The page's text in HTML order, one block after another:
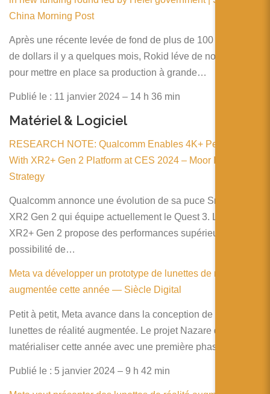
China Morning Post
Après une récente levée de fond de plus de 100 millions
de dollars il y a quelques mois, Rokid léve de nouveau
pour mettre en place sa production à grande…
Publié le : 11 janvier 2024 – 14 h 36 min
Matériel & Logiciel
RESEARCH NOTE: Qualcomm Enables 4K+ Per-Eye XR
With XR2+ Gen 2 Platform at CES 2024 – Moor Insights &
Strategy
Qualcomm annonce une évolution de sa puce Snapdragon
XR2 Gen 2 qui équipe actuellement le Quest 3. La version
XR2+ Gen 2 propose des performances supérieures et la
possibilité de…
Meta va développer un prototype de lunettes de réalité
augmentée cette année — Siècle Digital
Petit à petit, Meta avance dans la conception de véritables
lunettes de réalité augmentée. Le projet Nazare devrait se
matérialiser cette année avec une première phase de test
Publié le : 5 janvier 2024 – 9 h 42 min